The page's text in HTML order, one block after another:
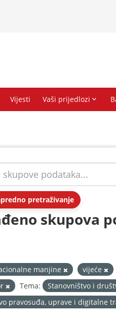
pretraživanje
skupova
manjine vijeće
Tema: Stanovništvo i
pravosuđa, uprave i digitalne